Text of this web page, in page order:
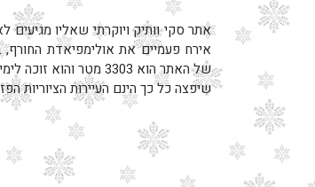
אתר סקי וותיק ויוקרתי שאליו
אירח פעמיים את אולימפיאדת החורף,
של האתר הוא 3303 מטר
שיפצה כל כך הינם העיירות הציוריות